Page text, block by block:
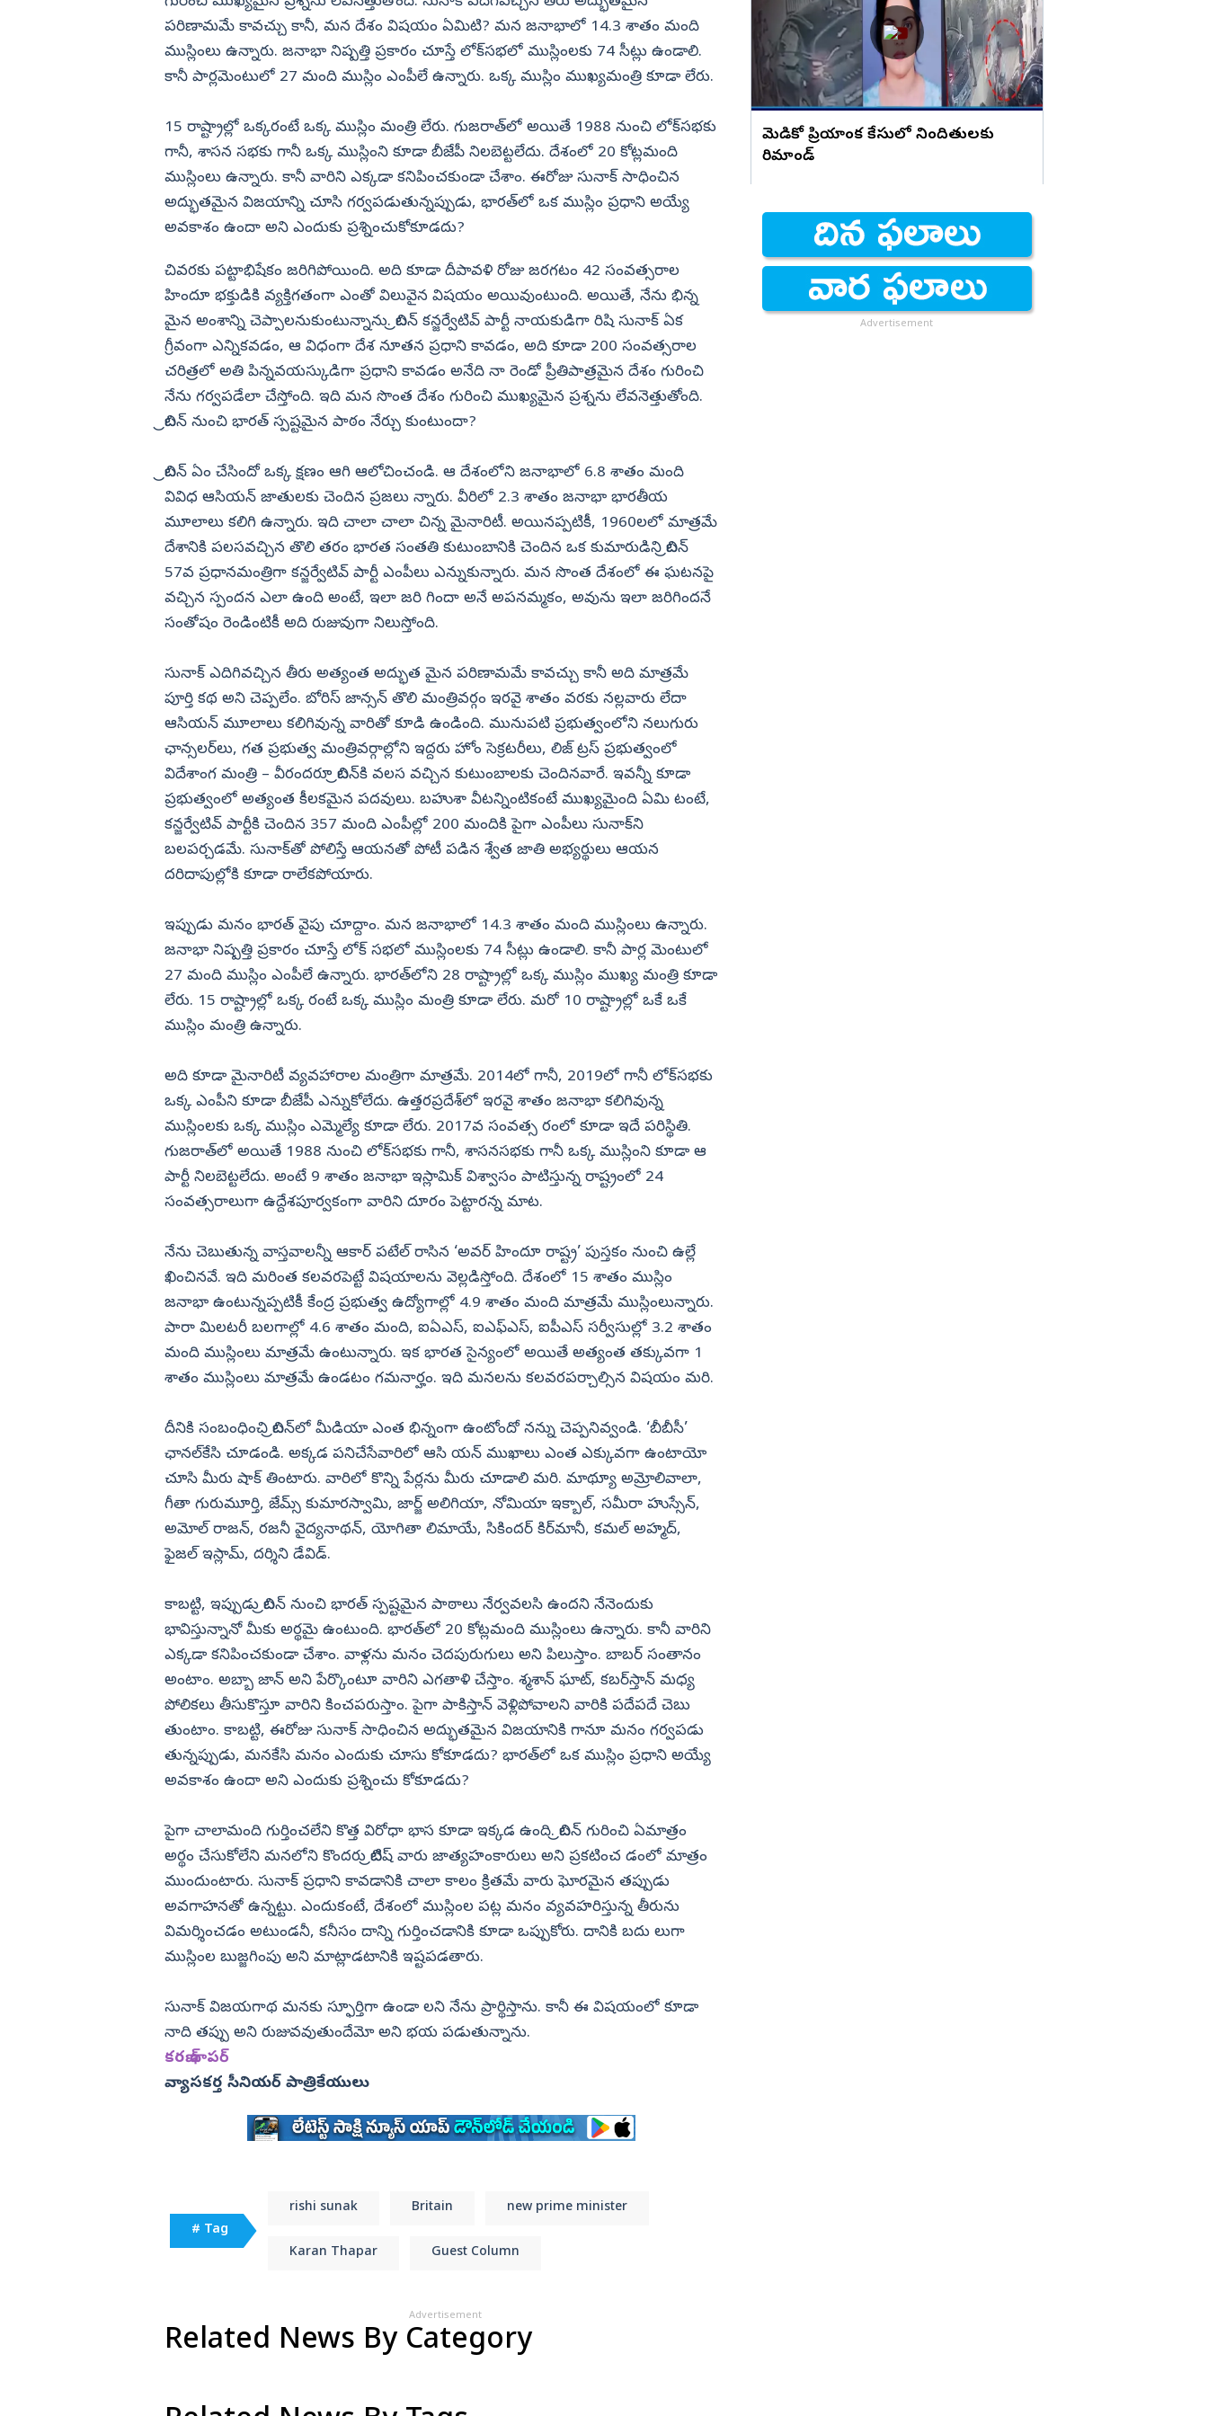
విజయనగరం
పార్వతీపురం మన్యం
పశ్చిమ గోదావరి
ఏలూరు
వైఎస్సార్
అన్నమయ్య
నిజామాబాద్
కామారెడ్డి
వికారాబాద్
వరంగల్
హన్మకొండ
జనగాం
మహబూబాబాద్
ములుగు
పరిణామమే కావచ్చు కానీ, మన దేశం విషయం ఏమిటి? మన జనాభాలో 14.3 శాతం మంది
ముస్లింలు ఉన్నారు. జనాభా నిష్పత్తి ప్రకారం చూస్తే లోక్‌సభలో ముస్లింలకు 74 సీట్లు ఉండాలి.
కానీ పార్లమెంటులో 27 మంది ముస్లిం ఎంపీలే ఉన్నారు. ఒక్క ముస్లిం ముఖ్యమంత్రి కూడా లేరు.
15 రాష్ట్రాల్లో ఒక్కరంటే ఒక్క ముస్లిం మంత్రి లేరు. గుజరాత్‌లో అయితే 1988 నుంచి లోక్‌సభకు
గానీ, శాసన సభకు గానీ ఒక్క ముస్లింని కూడా బీజేపీ నిలబెట్టలేదు. దేశంలో 20 కోట్లమంది
ముస్లింలు ఉన్నారు. కానీ వారిని ఎక్కడా కనిపించకుండా చేశాం. ఈరోజు సునాక్‌ సాధించిన
అద్భుతమైన విజయాన్ని చూసి గర్వపడుతున్నప్పుడు, భారత్‌లో ఒక ముస్లిం ప్రధాని అయ్యే
అవకాశం ఉందా అని ఎందుకు ప్రశ్నించుకోకూడదు?
చివరకు పట్టాభిషేకం జరిగిపోయింది. అది కూడా దీపావళి రోజు జరగటం 42 సంవత్సరాల
హిందూ భక్తుడికి వ్యక్తిగతంగా ఎంతో విలువైన విషయం అయివుంటుంది. అయితే, నేను భిన్న
మైన అంశాన్ని చెప్పాలనుకుంటున్నాను. బ్రిటన్‌ కన్జర్వేటివ్‌ పార్టీ నాయకుడిగా రిషి సునాక్‌ ఏక
గ్రీవంగా ఎన్నికవడం, ఆ విధంగా దేశ నూతన ప్రధాని కావడం, అది కూడా 200 సంవత్సరాల
చరిత్రలో అతి పిన్నవయస్కుడిగా ప్రధాని కావడం అనేది నా రెండో ప్రీతిపాత్రమైన దేశం గురించి
నేను గర్వపడేలా చేస్తోంది. ఇది మన సొంత దేశం గురించి ముఖ్యమైన ప్రశ్నను లేవనెత్తుతోంది.
బ్రిటన్‌ నుంచి భారత్‌ స్పష్టమైన పాఠం నేర్చు కుంటుందా?
బ్రిటన్‌ ఏం చేసిందో ఒక్క క్షణం ఆగి ఆలోచించండి. ఆ దేశంలోని జనాభాలో 6.8 శాతం మంది
వివిధ ఆసియన్‌ జాతులకు చెందిన ప్రజలు న్నారు. వీరిలో 2.3 శాతం జనాభా భారతీయ
మూలాలు కలిగి ఉన్నారు. ఇది చాలా చాలా చిన్న మైనారిటీ. అయినప్పటికీ, 1960లలో మాత్రమే
దేశానికి పలసవచ్చిన తొలి తరం భారత సంతతి కుటుంబానికి చెందిన ఒక కుమారుడిని బ్రిటన్‌
57వ ప్రధానమంత్రిగా కన్జర్వేటివ్‌ పార్టీ ఎంపీలు ఎన్నుకున్నారు. మన సొంత దేశంలో ఈ ఘటనపై
వచ్చిన స్పందన ఎలా ఉంది అంటే, ఇలా జరి గిందా అనే అపనమ్మకం, అవును ఇలా జరిగిందనే
సంతోషం రెండింటికీ అది రుజువుగా నిలుస్తోంది.
సునాక్‌ ఎదిగివచ్చిన తీరు అత్యంత అద్భుత మైన పరిణామమే కావచ్చు కానీ అది మాత్రమే
పూర్తి కథ అని చెప్పలేం. బోరిస్‌ జాన్సన్‌ తొలి మంత్రివర్గం ఇరవై శాతం వరకు నల్లవారు లేదా
ఆసియన్‌ మూలాలు కలిగివున్న వారితో కూడి ఉండింది. మునుపటి ప్రభుత్వంలోని నలుగురు
ఛాన్సలర్‌లు, గత ప్రభుత్వ మంత్రివర్గాల్లోని ఇద్దరు హోం సెక్రటరీలు, లిజ్‌ ట్రస్‌ ప్రభుత్వంలో
విదేశాంగ మంత్రి – వీరందరూ బ్రిటన్‌కి వలస వచ్చిన కుటుంబాలకు చెందినవారే. ఇవన్నీ కూడా
ప్రభుత్వంలో అత్యంత కీలకమైన పదవులు. బహుశా వీటన్నింటికంటే ముఖ్యమైంది ఏమి టంటే,
కన్జర్వేటివ్‌ పార్టీకి చెందిన 357 మంది ఎంపీల్లో 200 మందికి పైగా ఎంపీలు సునాక్‌ని
బలపర్చడమే. సునాక్‌తో పోలిస్తే ఆయనతో పోటీ పడిన శ్వేత జాతి అభ్యర్థులు ఆయన
దరిదాపుల్లోకి కూడా రాలేకపోయారు.
ఇప్పుడు మనం భారత్‌ వైపు చూద్దాం. మన జనాభాలో 14.3 శాతం మంది ముస్లింలు ఉన్నారు.
జనాభా నిష్పత్తి ప్రకారం చూస్తే లోక్‌ సభలో ముస్లింలకు 74 సీట్లు ఉండాలి. కానీ పార్ల మెంటులో
27 మంది ముస్లిం ఎంపీలే ఉన్నారు. భారత్‌లోని 28 రాష్ట్రాల్లో ఒక్క ముస్లిం ముఖ్య మంత్రి కూడా
లేరు. 15 రాష్ట్రాల్లో ఒక్క రంటే ఒక్క ముస్లిం మంత్రి కూడా లేరు. మరో 10 రాష్ట్రాల్లో ఒకే ఒకే
ముస్లిం మంత్రి ఉన్నారు.
అది కూడా మైనారిటీ వ్యవహారాల మంత్రిగా మాత్రమే. 2014లో గానీ, 2019లో గానీ లోక్‌సభకు
ఒక్క ఎంపీని కూడా బీజేపీ ఎన్నుకోలేదు. ఉత్తరప్రదేశ్‌లో ఇరవై శాతం జనాభా కలిగివున్న
ముస్లింలకు ఒక్క ముస్లిం ఎమ్మెల్యే కూడా లేరు. 2017వ సంవత్స రంలో కూడా ఇదే పరిస్థితి.
గుజరాత్‌లో అయితే 1988 నుంచి లోక్‌సభకు గానీ, శాసనసభకు గానీ ఒక్క ముస్లింని కూడా ఆ
పార్టీ నిలబెట్టలేదు. అంటే 9 శాతం జనాభా ఇస్లామిక్‌ విశ్వాసం పాటిస్తున్న రాష్ట్రంలో 24
సంవత్సరాలుగా ఉద్దేశపూర్వకంగా వారిని దూరం పెట్టారన్న మాట.
నేను చెబుతున్న వాస్తవాలన్నీ ఆకార్‌ పటేల్‌ రాసిన ‘అవర్‌ హిందూ రాష్ట్ర’ పుస్తకం నుంచి ఉల్లే
ఖించినవే. ఇది మరింత కలవరపెట్టే విషయాలను వెల్లడిస్తోంది. దేశంలో 15 శాతం ముస్లిం
జనాభా ఉంటున్నప్పటికీ కేంద్ర ప్రభుత్వ ఉద్యోగాల్లో 4.9 శాతం మంది మాత్రమే ముస్లింలున్నారు.
పారా మిలటరీ బలగాల్లో 4.6 శాతం మంది, ఐఏఎస్, ఐఎఫ్‌ఎస్, ఐపీఎస్‌ సర్వీసుల్లో 3.2 శాతం
మంది ముస్లింలు మాత్రమే ఉంటున్నారు. ఇక భారత సైన్యంలో అయితే అత్యంత తక్కువగా 1
శాతం ముస్లింలు మాత్రమే ఉండటం గమనార్హం. ఇది మనలను కలవరపర్చాల్సిన విషయం మరి.
దీనికి సంబంధించి బ్రిటన్‌లో మీడియా ఎంత భిన్నంగా ఉంటోందో నన్ను చెప్పనివ్వండి. ‘బీబీసీ’
ఛానల్‌కేసి చూడండి. అక్కడ పనిచేసేవారిలో ఆసి యన్‌ ముఖాలు ఎంత ఎక్కువగా ఉంటాయో
చూసి మీరు షాక్‌ తింటారు. వారిలో కొన్ని పేర్లను మీరు చూడాలి మరి. మాథ్యూ అమ్రోలివాలా,
గీతా గురుమూర్తి, జేమ్స్‌ కుమారస్వామి, జార్జ్‌ అలిగియా, నోమియా ఇక్బాల్, సమీరా హుస్సేన్,
అమోల్‌ రాజన్, రజనీ వైద్యనాథన్, యోగితా లిమాయే, సికిందర్‌ కిర్‌మానీ, కమల్‌ అహ్మద్,
ఫైజల్‌ ఇస్లామ్, దర్శిని డేవిడ్‌.
కాబట్టి, ఇప్పుడు బ్రిటన్‌ నుంచి భారత్‌ స్పష్టమైన పాఠాలు నేర్వవలసి ఉందని నేనెందుకు
భావిస్తున్నానో మీకు అర్థమై ఉంటుంది. భారత్‌లో 20 కోట్లమంది ముస్లింలు ఉన్నారు. కానీ వారిని
ఎక్కడా కనిపించకుండా చేశాం. వాళ్లను మనం చెదపురుగులు అని పిలుస్తాం. బాబర్‌ సంతానం
అంటాం. అబ్బా జాన్‌ అని పేర్కొంటూ వారిని ఎగతాళి చేస్తాం. శ్మశాన్‌ ఘాట్, కబర్‌స్తాన్‌ మధ్య
పోలికలు తీసుకొస్తూ వారిని కించపరుస్తాం. పైగా పాకిస్తాన్‌ వెళ్లిపోవాలని వారికి పదేపదే చెబు
తుంటాం. కాబట్టి, ఈరోజు సునాక్‌ సాధించిన అద్భుతమైన విజయానికి గానూ మనం గర్వపడు
తున్నప్పుడు, మనకేసి మనం ఎందుకు చూసు కోకూడదు? భారత్‌లో ఒక ముస్లిం ప్రధాని అయ్యే
అవకాశం ఉందా అని ఎందుకు ప్రశ్నించు కోకూడదు?
పైగా చాలామంది గుర్తించలేని కొత్త విరోధా భాస కూడా ఇక్కడ ఉంది. బ్రిటన్‌ గురించి ఏమాత్రం
అర్థం చేసుకోలేని మనలోని కొందరు బ్రిటిష్‌ వారు జాత్యహంకారులు అని ప్రకటించ డంలో మాత్రం
ముందుంటారు. సునాక్‌ ప్రధాని కావడానికి చాలా కాలం క్రితమే వారు ఘోరమైన తప్పుడు
అవగాహనతో ఉన్నట్టు. ఎందుకంటే, దేశంలో ముస్లింల పట్ల మనం వ్యవహరిస్తున్న తీరును
విమర్శించడం అటుండనీ, కనీసం దాన్ని గుర్తించడానికి కూడా ఒప్పుకోరు. దానికి బదు లుగా
ముస్లింల బుజ్జగింపు అని మాట్లాడటానికి ఇష్టపడతారు.
సునాక్‌ విజయగాథ మనకు స్ఫూర్తిగా ఉండా లని నేను ప్రార్థిస్తాను. కానీ ఈ విషయంలో కూడా
నాది తప్పు అని రుజువవుతుందేమో అని భయ పడుతున్నాను.
కరణ్‌ థాపర్‌
వ్యాసకర్త సీనియర్‌ పాత్రికేయులు
# Tag
rishi sunak Britain new prime minister
Karan Thapar Guest Column
Advertisement
Related News By Category
మెడికో ప్రియాంక కేసులో నిందితులకు
రిమాండ్
Advertisement